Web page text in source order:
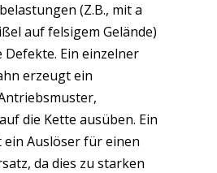
(Z.B., mit a
auf felsigem Gelände)
Ein einzelner
erzeugt ein
die Kette ausüben. Ein
Auslöser für einen
da dies zu starken